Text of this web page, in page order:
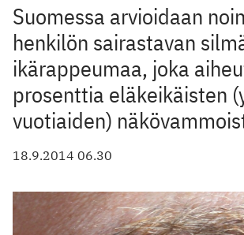
Suomessa arvioidaan
henkilön sairastavan
ikärappeumaa, joka
prosenttia eläkeikäisten
vuotiaiden)
18.9.2014 06.30